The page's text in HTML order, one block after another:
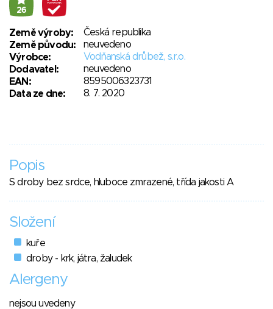
26
Země výroby:
Česká republika
Země původu:
neuvedeno
Výrobce:
Vodňanská drůbež, s.r.o.
Dodavatel:
neuvedeno
EAN:
8595006323731
Data ze dne:
8. 7. 2020
Popis
S droby bez srdce, hluboce zmrazené, třída jakosti A
Složení
kuře
droby - krk, játra, žaludek
Alergeny
nejsou uvedeny